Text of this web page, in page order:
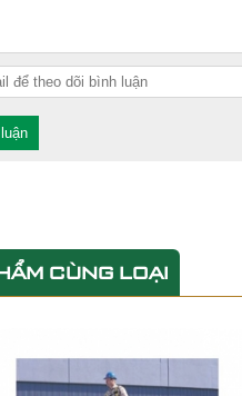
CÙNG LOẠI